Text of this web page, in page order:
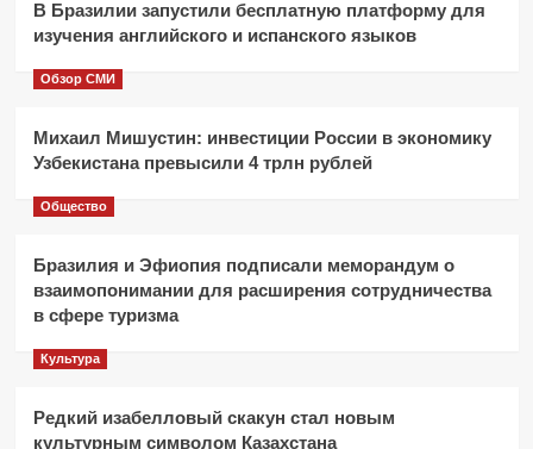
В Бразилии запустили бесплатную платформу для
изучения английского и испанского языков
Обзор СМИ
Михаил Мишустин: инвестиции России в экономику
Узбекистана превысили 4 трлн рублей
Общество
Бразилия и Эфиопия подписали меморандум о
взаимопонимании для расширения сотрудничества
в сфере туризма
Культура
Редкий изабелловый скакун стал новым
культурным символом Казахстана